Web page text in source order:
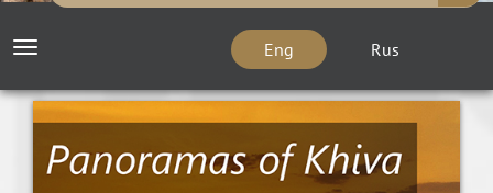
Eng Rus
Toggle